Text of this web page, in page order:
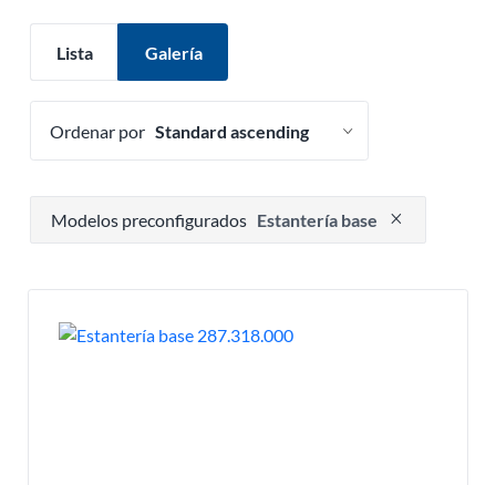
Lista Galería
Ordenar por
Presione para eliminar opción de filtro
Modelos preconfigurados Estantería base